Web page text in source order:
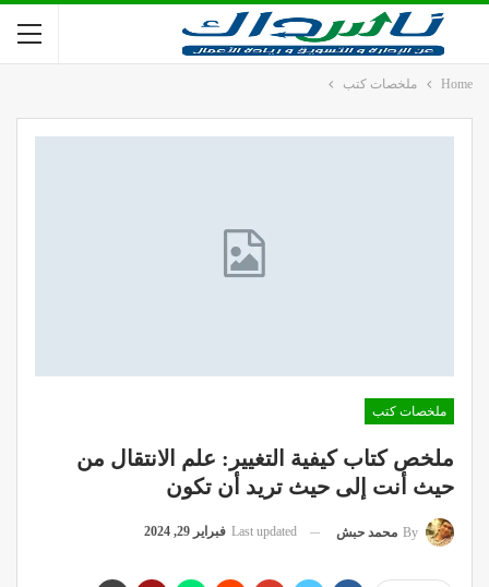
Home ملخصات كتب
ملخصات كتب
ملخص كتاب كيفية التغيير: علم الانتقال من
حيث أنت إلى حيث تريد أن تكون
By محمد حبش Last updated فبراير 29, 2024